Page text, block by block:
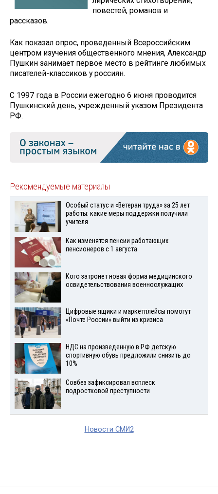
повестей, романов и
рассказов.
Как показал опрос, проведенный Всероссийским
центром изучения общественного мнения, Александр
Пушкин занимает первое место в рейтинге любимых
писателей-классиков у россиян.
С 1997 года в России ежегодно 6 июня проводится
Пушкинский день, учрежденный указом Президента
РФ.
Рекомендуемые материалы
Особый статус и «Ветеран труда» за 25 лет
работы: какие меры поддержки получили
учителя
Как изменятся пенсии работающих
пенсионеров с 1 августа
Кого затронет новая форма медицинского
освидетельствования военнослужащих
Цифровые ящики и маркетплейсы помогут
«Почте России» выйти из кризиса
НДС на произведенную в РФ детскую
спортивную обувь предложили снизить до
10%
Совбез зафиксировал всплеск
подростковой преступности
Новости СМИ2